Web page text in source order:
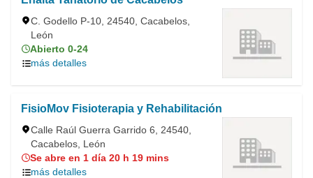
C. Godello P-10, 24540, Cacabelos,
León
Abierto 0-24
más detalles
FisioMov Fisioterapia y Rehabilitación
Calle Raúl Guerra Garrido 6, 24540,
Cacabelos, León
Se abre en 1 día 20 h 19 mins
más detalles